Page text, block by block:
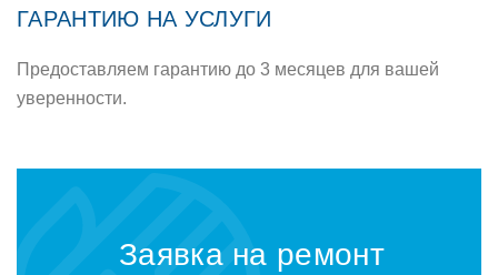
ГАРАНТИЮ НА УСЛУГИ
Предоставляем гарантию до 3 месяцев для вашей
уверенности.
Заявка на ремонт